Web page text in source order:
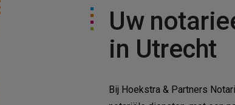
Uw
in Utrecht
Bij Hoekstra & Partners